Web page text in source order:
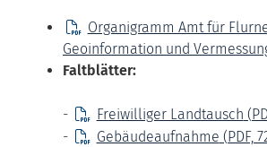
Organigramm Amt für
Geoinformation und
Faltblätter:
- Freiwilliger Landtausch
-
Gebäudeaufnahme (PDF,